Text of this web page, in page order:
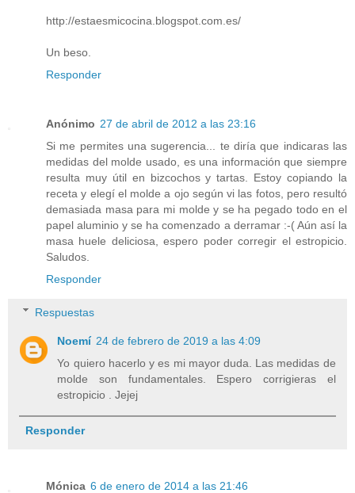
http://estaesmicocina.blogspot.com.es/
Un beso.
Responder
Anónimo 27 de abril de 2012 a las 23:16
Si me permites una sugerencia... te diría que indicaras las
medidas del molde usado, es una información que siempre
resulta muy útil en bizcochos y tartas. Estoy copiando la
receta y elegí el molde a ojo según vi las fotos, pero resultó
demasiada masa para mi molde y se ha pegado todo en el
papel aluminio y se ha comenzado a derramar :-( Aún así la
masa huele deliciosa, espero poder corregir el estropicio.
Saludos.
Responder
Respuestas
Noemí 24 de febrero de 2019 a las 4:09
Yo quiero hacerlo y es mi mayor duda. Las medidas de
molde son fundamentales. Espero corrigieras el
estropicio . Jejej
Responder
Mónica 6 de enero de 2014 a las 21:46